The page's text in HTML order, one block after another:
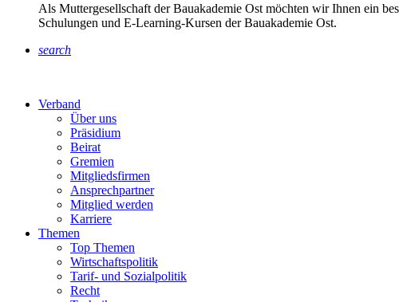
Als Muttergesellschaft der Bauakademie Ost möchten wir Ihnen ein
Schulungen und E-Learning-Kursen der Bauakademie Ost.
search
Verband
Über uns
Präsidium
Beirat
Gremien
Mitgliedsfirmen
Ansprechpartner
Mitglied werden
Karriere
Themen
Top Themen
Wirtschaftspolitik
Tarif- und Sozialpolitik
Recht